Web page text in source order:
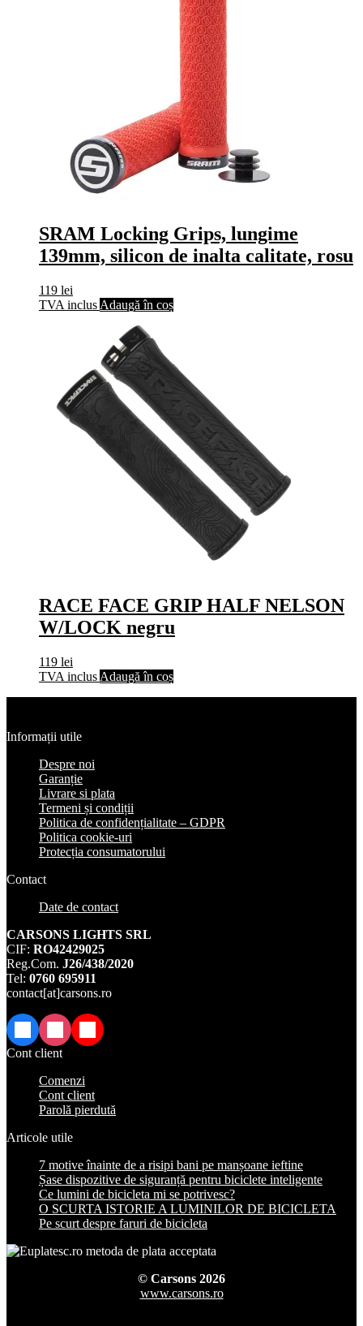
SRAM Locking Grips, lungime
139mm, silicon de inalta calitate, rosu
119 lei
TVA inclus Adaugă în coș
RACE FACE GRIP HALF NELSON
W/LOCK negru
119 lei
TVA inclus Adaugă în coș
Informații utile
Despre noi
Garanție
Livrare si plata
Termeni și condiții
Politica de confidențialitate – GDPR
Politica cookie-uri
Protecția consumatorului
Contact
Date de contact
CARSONS LIGHTS SRL
CIF: RO42429025
Reg.Com. J26/438/2020
Tel: 0760 695911
contact[at]carsons.ro
FacebookInstagramTikTok
Cont client
Comenzi
Cont client
Parolă pierdută
Articole utile
7 motive înainte de a risipi bani pe manșoane ieftine
Șase dispozitive de siguranță pentru biciclete inteligente
Ce lumini de bicicleta mi se potrivesc?
O SCURTA ISTORIE A LUMINILOR DE BICICLETA
Pe scurt despre faruri de bicicleta
© Carsons 2026
www.carsons.ro